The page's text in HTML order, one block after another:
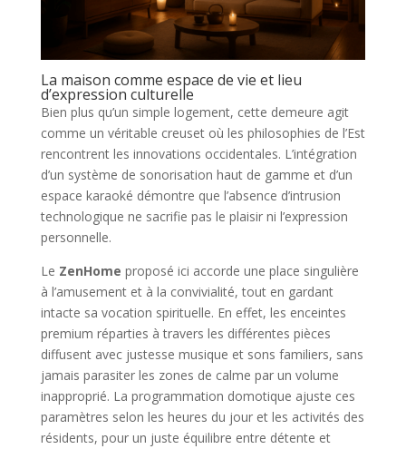
La maison comme espace de vie et lieu
d’expression culturelle
Bien plus qu’un simple logement, cette demeure agit
comme un véritable creuset où les philosophies de l’Est
rencontrent les innovations occidentales. L’intégration
d’un système de sonorisation haut de gamme et d’un
espace karaoké démontre que l’absence d’intrusion
technologique ne sacrifie pas le plaisir ni l’expression
personnelle.
Le ZenHome proposé ici accorde une place singulière
à l’amusement et à la convivialité, tout en gardant
intacte sa vocation spirituelle. En effet, les enceintes
premium réparties à travers les différentes pièces
diffusent avec justesse musique et sons familiers, sans
jamais parasiter les zones de calme par un volume
inapproprié. La programmation domotique ajuste ces
paramètres selon les heures du jour et les activités des
résidents, pour un juste équilibre entre détente et